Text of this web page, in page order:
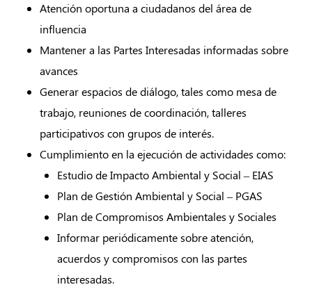
Atención oportuna a ciudadanos del área de
influencia
Mantener a las Partes Interesadas informadas sobre
avances
Generar espacios de diálogo, tales como mesa de
trabajo, reuniones de coordinación, talleres
participativos con grupos de interés.
Cumplimiento en la ejecución de actividades como:
Estudio de Impacto Ambiental y Social – EIAS
Plan de Gestión Ambiental y Social – PGAS
Plan de Compromisos Ambientales y Sociales
Informar periódicamente sobre atención,
acuerdos y compromisos con las partes
interesadas.